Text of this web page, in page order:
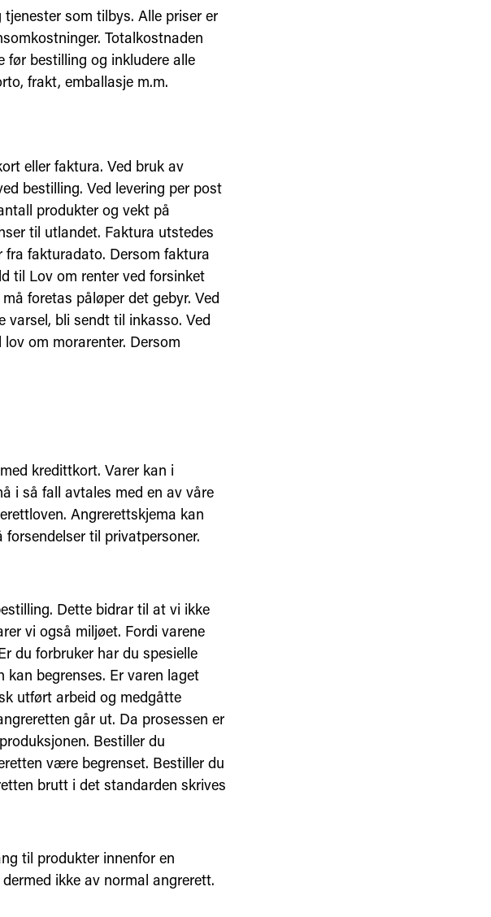
som tilbys. Alle priser er
Totalkostnaden
før bestilling og inkludere alle
frakt, emballasje m.m.
eller faktura. Ved bruk av
bestilling. Ved levering per post
produkter og vekt på
til utlandet. Faktura utstedes
fra fakturadato. Dersom faktura
til Lov om renter ved forsinket
foretas påløper det gebyr. Ved
varsel, bli sendt til inkasso. Ved
om morarenter. Dersom
kredittkort. Varer kan i
i så fall avtales med en av våre
Angrerettskjema kan
til privatpersoner.
Dette bidrar til at vi ikke
vi også miljøet. Fordi varene
du forbruker har du spesielle
kan begrenses. Er varen laget
utført arbeid og medgåtte
går ut. Da prosessen er
Bestiller du
være begrenset. Bestiller du
brutt i det standarden skrives
til produkter innenfor en
ikke av normal angrerett.